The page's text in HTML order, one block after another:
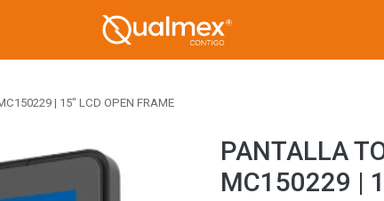
| 15" LCD OPEN FRAME
PANTALLA
MC150229 |